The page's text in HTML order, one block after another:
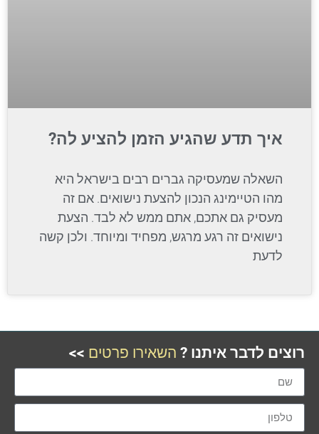
איך תדע שהגיע הזמן להציע לה?
השאלה שמעסיקה גברים רבים בישראל היא
מהו הטיימינג הנכון להצעת נישואים. אם זה
מעסיק גם אתכם, אתם ממש לא לבד. הצעת
נישואים זה רגע מרגש, מפחיד ומיוחד. ולכן קשה
לדעת
רוצים לדבר איתנו ? השאירו פרטים >>